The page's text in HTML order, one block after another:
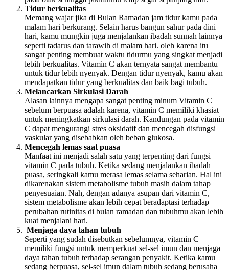
Tidur berkualitas
Memang wajar jika di Bulan Ramadan jam tidur kamu pada
malam hari berkurang. Selain harus bangun sahur pada dini
hari, kamu mungkin juga menjalankan ibadah sunnah lainnya
seperti tadarus dan tarawih di malam hari. oleh karena itu
sangat penting membuat waktu tidurmu yang singkat menjadi
lebih berkualitas. Vitamin C akan ternyata sangat membantu
untuk tidur lebih nyenyak. Dengan tidur nyenyak, kamu akan
mendapatkan tidur yang berkualitas dan baik bagi tubuh.
Melancarkan Sirkulasi Darah
Alasan lainnya mengapa sangat penting minum Vitamin C
sebelum berpuasa adalah karena, vitamin C memiliki khasiat
untuk meningkatkan sirkulasi darah. Kandungan pada vitamin
C dapat mengurangi stres oksidatif dan mencegah disfungsi
vaskular yang disebabkan oleh beban glukosa.
Mencegah lemas saat puasa
Manfaat ini menjadi salah satu yang terpenting dari fungsi
vitamin C pada tubuh. Ketika sedang menjalankan ibadah
puasa, seringkali kamu merasa lemas selama seharian. Hal ini
dikarenakan sistem metabolisme tubuh masih dalam tahap
penyesuaian. Nah, dengan adanya asupan dari vitamin C,
sistem metabolisme akan lebih cepat beradaptasi terhadap
perubahan rutinitas di bulan ramadan dan tubuhmu akan lebih
kuat menjalani hari.
Menjaga daya tahan tubuh
Seperti yang sudah disebutkan sebelumnya, vitamin C
memiliki fungsi untuk memperkuat sel-sel imun dan menjaga
daya tahan tubuh terhadap serangan penyakit. Ketika kamu
sedang berpuasa, sel-sel imun dalam tubuh sedang berusaha